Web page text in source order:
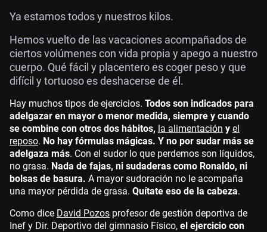
Ya estamos todos y nuestros kilos.
Hemos vuelto de las vacaciones acompañados de
ciertos volúmenes con vida propia y apego a nuestro
cuerpo. Qué fácil y placentero es coger peso y que
difícil y tortuoso es deshacerse de él.
Hay muchos tipos de ejercicios. Todos son indicados para
adelgazar en mayor o menor medida, siempre y cuando
se combine con otros dos hábitos, la alimentación y el
reposo. No hay fórmulas mágicas. Y no por sudar más se
adelgaza más. Con el sudor lo que perdemos son líquidos,
no grasa. Nada de fajas, ni sudaderas como Ronaldo, ni
bolsas de basura. A mayor sudoración no le acompaña
una mayor pérdida de grasa. Quítate eso de la cabeza.
Como dice David Pozos profesor de gestión deportiva de
Inef y Dir. Deportivo del gimnasio Físico, el ejercicio con